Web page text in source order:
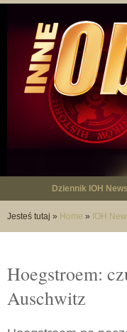
Dziennik IOH
Jesteś tutaj » Home » IOH
Hoegstroem:
Auschwitz